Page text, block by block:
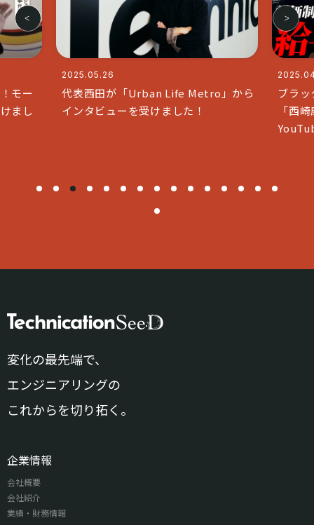
Urban Life Metro」から
を受けました！
ブラックな社長で人気のチャ
「西崎康平 ブラックな社長」
YouTubeコラボいたしました
変化の最先端で、
エンジニアリングの
これからを切り拓く。
企業情報
会社概要
会社紹介
業績・財務情報